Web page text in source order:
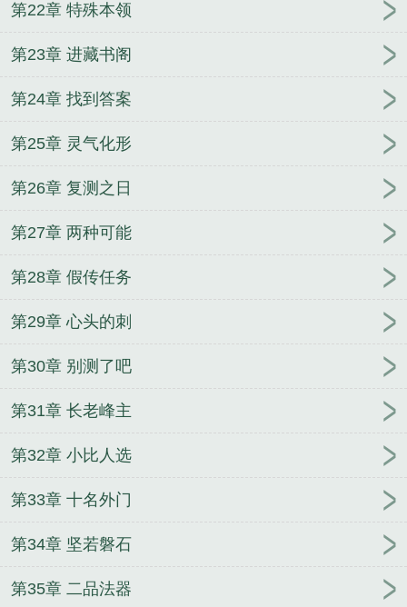
第22章 特殊本领
第23章 进藏书阁
第24章 找到答案
第25章 灵气化形
第26章 复测之日
第27章 两种可能
第28章 假传任务
第29章 心头的刺
第30章 别测了吧
第31章 长老峰主
第32章 小比人选
第33章 十名外门
第34章 坚若磐石
第35章 二品法器